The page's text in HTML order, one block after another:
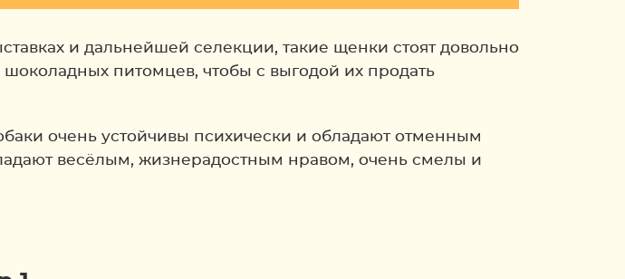
и дальнейшей селекции, такие щенки стоят довольно
питомцев, чтобы с выгодой их продать
очень устойчивы психически и обладают отменным
весёлым, жизнерадостным нравом, очень смелы и